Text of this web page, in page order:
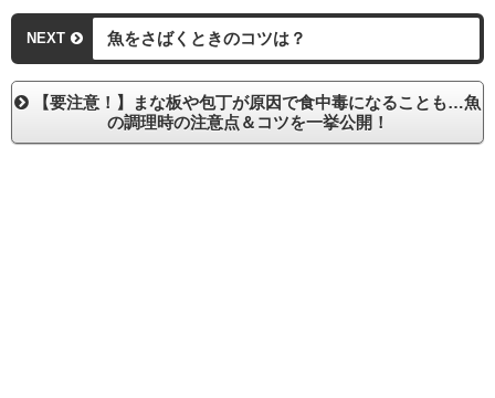
NEXT 魚をさばくときのコツは？
【要注意！】まな板や包丁が原因で食中毒になることも…魚
の調理時の注意点＆コツを一挙公開！